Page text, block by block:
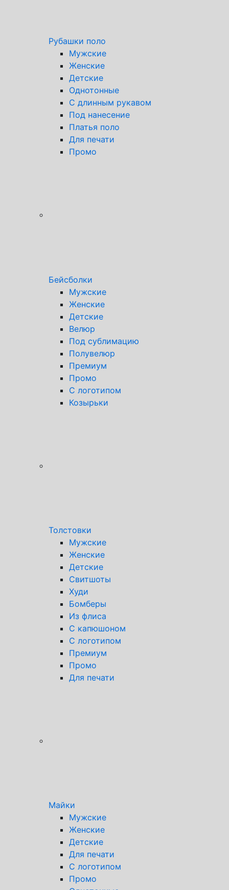
Рубашки поло
Мужские
Женские
Детские
Однотонные
С длинным рукавом
Под нанесение
Платья поло
Для печати
Промо
Бейсболки
Мужские
Женские
Детские
Велюр
Под сублимацию
Полувелюр
Премиум
Промо
С логотипом
Козырьки
Толстовки
Мужские
Женские
Детские
Свитшоты
Худи
Бомберы
Из флиса
С капюшоном
С логотипом
Премиум
Промо
Для печати
Майки
Мужские
Женские
Детские
Для печати
С логотипом
Промо